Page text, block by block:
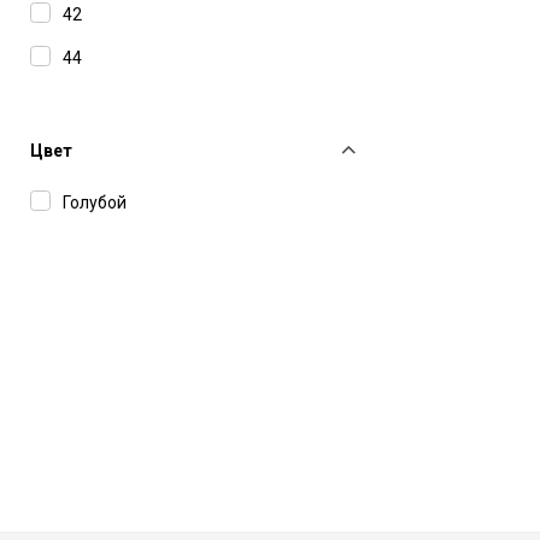
Norma Kamali
Officine Generale
42
44
Цвет
Голубой